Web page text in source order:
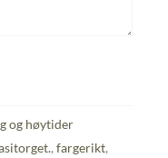
og høytider
, fargerikt,